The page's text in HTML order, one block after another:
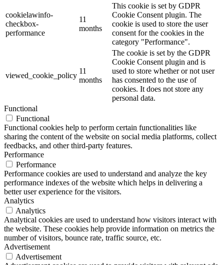
cookielawinfo-
checkbox-
performance
11
months
This cookie is set by GDPR
Cookie Consent plugin. The
cookie is used to store the user
consent for the cookies in the
category "Performance".
viewed_cookie_policy
11
months
The cookie is set by the GDPR
Cookie Consent plugin and is
used to store whether or not user
has consented to the use of
cookies. It does not store any
personal data.
Functional
Functional
Functional cookies help to perform certain functionalities like
sharing the content of the website on social media platforms, collect
feedbacks, and other third-party features.
Performance
Performance
Performance cookies are used to understand and analyze the key
performance indexes of the website which helps in delivering a
better user experience for the visitors.
Analytics
Analytics
Analytical cookies are used to understand how visitors interact with
the website. These cookies help provide information on metrics the
number of visitors, bounce rate, traffic source, etc.
Advertisement
Advertisement